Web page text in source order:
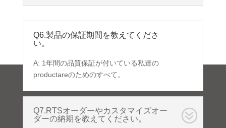
Q6.製品の保証期間を教えてくださ
い。
A: 1年間の品質保証が付いている私達の
productareのためのすべて。
Q7.RTSオーダーやカスタマイズオー
ダーの納期を教えてください。